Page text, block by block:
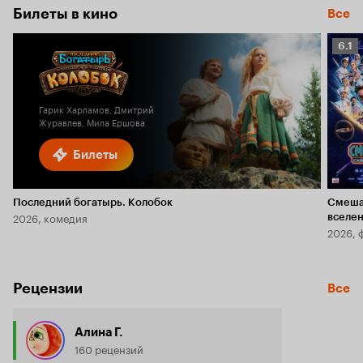
Билеты в кино Все
Билеты
Гарик Харламов, Дмитрий
Журавлев, Мила Ершова
Последний богатырь. Колобок
2026, комедия
6.1
6.1
2026,
Рецензии Все
Алина Г.
160 рецензий